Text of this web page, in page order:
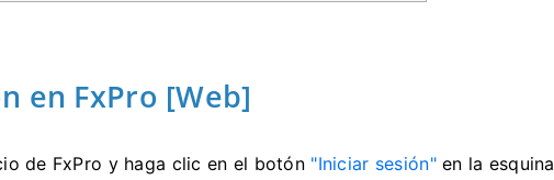
en FxPro [Web]
de FxPro y haga clic en el botón "Iniciar sesión"en la esquina